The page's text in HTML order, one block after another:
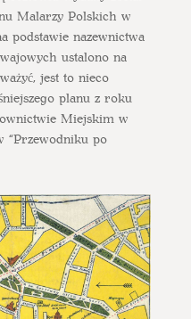
Malarzy Polskich w
podstawie nazewnictwa
ustalono na
jest to nieco
planu z roku
Miejskim w
“Przewodniku po